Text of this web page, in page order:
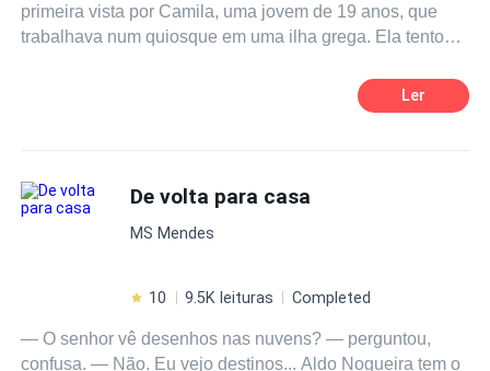
primeira vista por Camila, uma jovem de 19 anos, que
trabalhava num quiosque em uma ilha grega. Ela tentou
dois namoraram e em poucos dias ele a pediu em
raptá -la e fazê-la sua amante. Ela tenta se livrar dele,
mas descobre tarde demais que não conseguirá se livrar
Ler
De volta para casa
MS Mendes
10 9.5K leituras Completed
— O senhor vê desenhos nas nuvens? — perguntou,
confusa. — Não. Eu vejo destinos... Aldo Nogueira tem o